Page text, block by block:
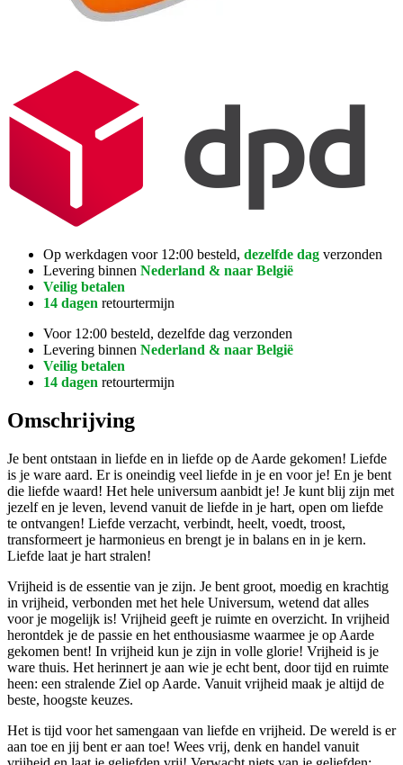
Op werkdagen voor 12:00 besteld, dezelfde dag verzonden
Levering binnen Nederland & naar België
Veilig betalen
14 dagen retourtermijn
Voor 12:00 besteld, dezelfde dag verzonden
Levering binnen Nederland & naar België
Veilig betalen
14 dagen retourtermijn
Omschrijving
Je bent ontstaan in liefde en in liefde op de Aarde gekomen! Liefde
is je ware aard. Er is oneindig veel liefde in je en voor je! En je bent
die liefde waard! Het hele universum aanbidt je! Je kunt blij zijn met
jezelf en je leven, levend vanuit de liefde in je hart, open om liefde
te ontvangen! Liefde verzacht, verbindt, heelt, voedt, troost,
transformeert je harmonieus en brengt je in balans en in je kern.
Liefde laat je hart stralen!
Vrijheid is de essentie van je zijn. Je bent groot, moedig en krachtig
in vrijheid, verbonden met het hele Universum, wetend dat alles
voor je mogelijk is! Vrijheid geeft je ruimte en overzicht. In vrijheid
herontdek je de passie en het enthousiasme waarmee je op Aarde
gekomen bent! In vrijheid kun je zijn in volle glorie! Vrijheid is je
ware thuis. Het herinnert je aan wie je echt bent, door tijd en ruimte
heen: een stralende Ziel op Aarde. Vanuit vrijheid maak je altijd de
beste, hoogste keuzes.
Het is tijd voor het samengaan van liefde en vrijheid. De wereld is er
aan toe en jij bent er aan toe! Wees vrij, denk en handel vanuit